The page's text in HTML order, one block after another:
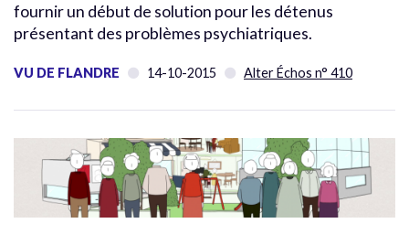
fournir un début de solution pour les détenus
présentant des problèmes psychiatriques.
VU DE FLANDRE 14-10-2015 Alter Échos n° 410